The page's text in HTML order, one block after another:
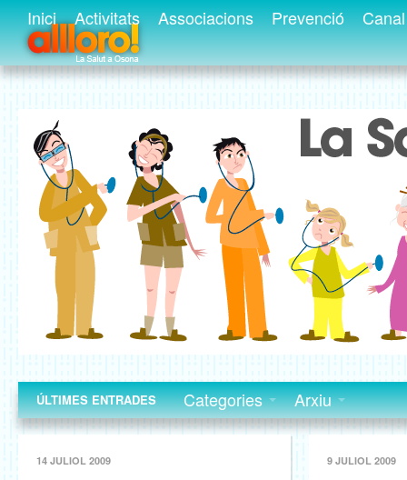
Inici Activitats Associacions Prevenció
ÚLTIMES ENTRADES Categories Arxiu
14 JULIOL 2009 9 JULIOL 2009